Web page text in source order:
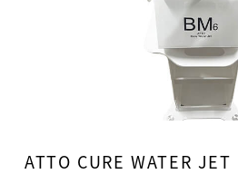
ATTO CURE WATER JET